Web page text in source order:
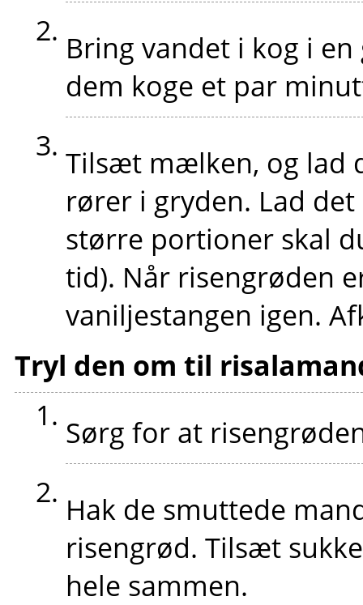
Bring vandet i kog i
dem koge et par
Tilsæt mælken, og lad
rører i gryden. Lad
større portioner skal
tid). Når risengrøden
vaniljestangen igen.
Tryl den om til
Sørg for at
Hak de smuttede
risengrød. Tilsæt
hele sammen.